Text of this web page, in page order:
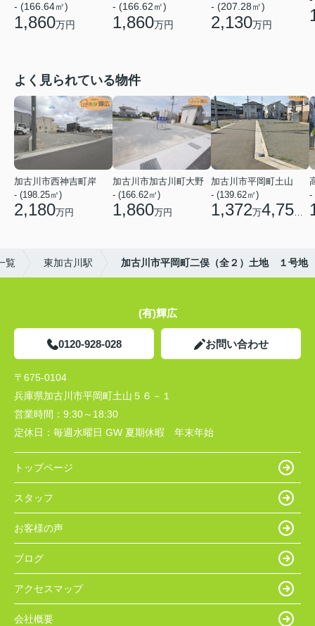
- (166.64㎡)
1,860万円
- (166.62㎡)
1,860万円
- (207.28㎡)
2,130万円
よく見られている物件
加古川市西神吉町岸
- (198.25㎡)
2,180万円
加古川市加古川町大野
- (166.62㎡)
1,860万円
加古川市平岡町土山
- (139.62㎡)
1,372万4,750 円
-
覧 東加古川駅 加古川市平岡町二俣（全２）土地 １号地
(有)輝広
0120-928-028 お問い合わせ
〒675-0104
兵庫県加古川市平岡町土山５６－１
営業時間： 9:30～18:30
定休日： 毎週水曜日 GW 夏期休暇 年末年始
トップページ
スタッフ
お客様の声
ブログ
アクセスマップ
会社概要